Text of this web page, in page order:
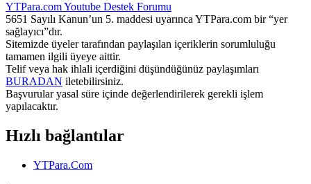
YTPara.comYoutube Destek Forumu
5651 Sayılı Kanun’un 5. maddesi uyarınca YTPara.com bir “yer
sağlayıcı”dır.
Sitemizde üyeler tarafından paylaşılan içeriklerin sorumluluğu
tamamen ilgili üyeye aittir.
Telif veya hak ihlali içerdiğini düşündüğünüz paylaşımları
BURADAN iletebilirsiniz.
Başvurular yasal süre içinde değerlendirilerek gerekli işlem
yapılacaktır.
Hızlı bağlantılar
YTPara.Com